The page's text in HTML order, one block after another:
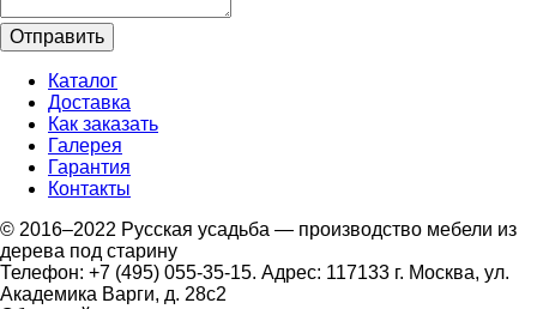
Каталог
Доставка
Как заказать
Галерея
Гарантия
Контакты
© 2016–2022 Русская усадьба — производство мебели из
дерева под старину
Телефон: +7 (495) 055-35-15. Адрес: 117133 г. Москва, ул.
Академика Варги, д. 28с2